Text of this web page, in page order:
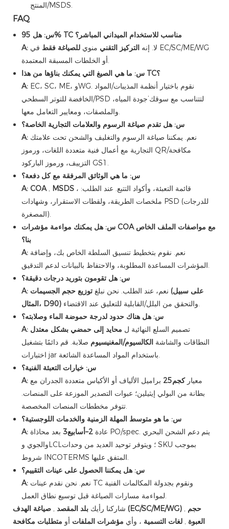
المنتج/MSDS.
FAQ
س: هل 95% TC مناسب للاستخدام الميداني المباشر؟
A:
لا. إنه التركيز التقني منويللصياغة فقط في EC/SC/ME/WG
أو الخلطات المسبقة المعتمدة.
س: ما هي الصيغ التي يمكنك بناؤها من هذا TC؟
A: EC، SC، ME، وWG. نقوم باختيار أنظمة المذيبات/المواد
الخافضة للتوتر السطحي/PSD لتتناسب مع سوقك’جودة المياه،
والملصقات، ومعايير التعامل معها.
س: هل تقدم صياغة الرسوم والعلامات التجارية الخاصة؟
A: نعم. يمكننا صياغة الرسوم والتغليف والشحن تحت علامتك
التجارية مع أعمال فنية متعددة اللغات، ورموز QR/مكافحة
التزييف، ورموز الباركود GS1.
س: ما هي الوثائق المرفقة مع كل دفعة؟
A: COA , MSDS ، قائمة التعبئة، وأكواد التتبع. عند الطلب:
ملخصات الطريقة، ولقطات الاستقرار، وشهادات PSD (للدرجات
المصغرة).
س: هل يمكنك مواءمة مؤشرات COA مع مواصفات الملف الخاص
بنا؟
A: نعم. نقوم بتخطيط تنسيق السلطة الخاص بك، وإضافة
المؤشرات المساعدة المطلوبة، والاحتفاظ بالبيانات لدعم التدقيق.
س: هل تقومون بتوريد درجات دقيقة؟
A:
نعم، عند الطلب. نحن نبلغتوزيع حجم الجسيمات (على سبيل
المثال، D90)
والتحقق من البلل/القابلية للتعليق عند الاقتضاء.
س: هل هناك حدود لدرجة حموضة الماء وصلابته؟
A:
تصميم السلع النهائية ل محايد إلى حمضي بشكل معتدل
النطاقات والشاشة الكالسيوم/المغنيسيوم صلابة. قم دائمًا بتشغيل
اختبارات jar باستخدام المواد المساعدة الشائعة.
س: خيارات التعبئة الفنية؟
A:
معياركجم25
براميل الألياف أو الأكياس متعددة الجدران مع
بطانة من البولي إيثيلين؛ عبوات التصدير الموزعة على المنصات.
تتوفر مخططات المنصات المخصصة.
س: ما هو متوسط ​​​​المهلة الزمنية والخدمات اللوجستية؟
A:
عادة2–أسابيع3
بعد محاذاة PO/spec. يتم دعم الشحن البحري
والجوي وLCL؛ ويتوفر توحيد العديد من وحدات SKU بموجب
شروط INCOTERMS المتفق عليها.
س: هل يمكننا الحصول على عينات التقييم؟
A: نعم. نحن نقدم عينات TC ونقوم بجدولة المكالمات الفنية
لمواءمة مسارات الصياغة قبل توسيع نطاق العمل.
شاركنا رأيك بلد المقصد , صياغة الهدف (EC/SC/ME/WG) , حجم
العبوة , لغات التسمية ، وأي مؤشرات الملفات أو متطلبات مكافحة